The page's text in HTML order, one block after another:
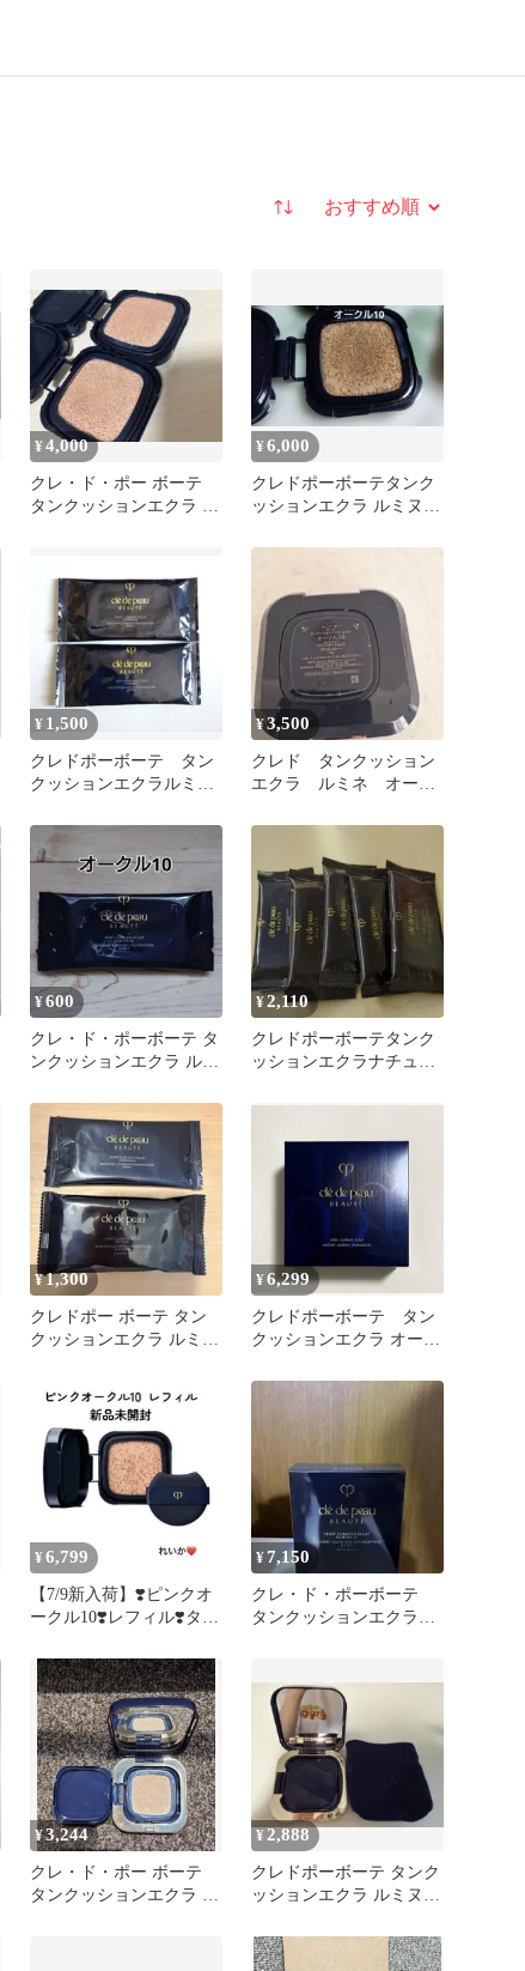
並び替え
¥4,000
クレ・ド・ポー ボーテ
タンクッションエクラ ル
¥6,000
クレドポーボーテタンク
ッションエクラ ルミヌオ
プル付き
¥ 1,500
クレドポーボーテ タン
クッションエクラルミ
ーション ２個
¥3,500
クレド タンクッション
エクラ ルミネ オーク
¥600
クレ・ド・ポーボーテ タ
ンクッションエクラ ルミ
¥2,110
クレドポーボーテタンク
ッションエクラナチュレ
¥1,300
クレドポー ボーテ タン
クッションエクラ ルミヌ
¥6,299
クレドポーボーテ タン
クッションエクラ オーク
¥ 6,799
【7/9新入荷】❣️ピンクオ
ークル10❣️レフィル❣️タン
ヌ
¥7,150
クレ・ド・ポーボーテ
タンクッションエクラル
¥3,244
クレ・ド・ポー ボーテ
タンクッションエクラ ル
¥ 2,888
クレドポーボーテ タンク
ッションエクラ ルミヌ